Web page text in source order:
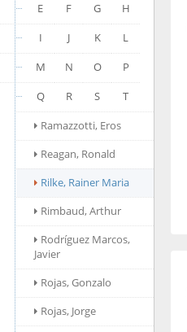
E
F G
H
I
J K
L
M
N O
P
Q
R S
T
Ramazzotti, Eros
Reagan, Ronald
Rilke, Rainer Maria
Rimbaud, Arthur
Rodríguez Marcos,
Javier
Rojas, Gonzalo
Rojas, Jorge